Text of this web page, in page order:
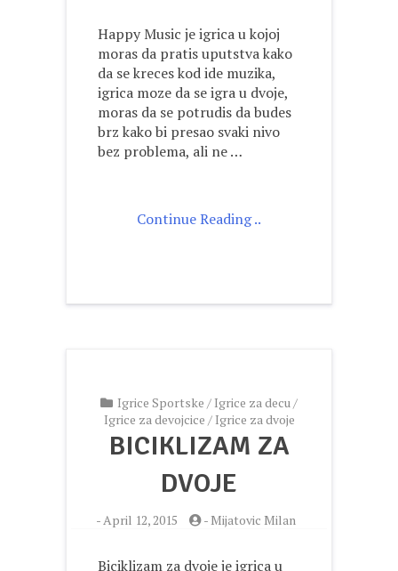
Happy Music je igrica u kojoj
moras da pratis uputstva kako
da se kreces kod ide muzika,
igrica moze da se igra u dvoje,
moras da se potrudis da budes
brz kako bi presao svaki nivo
bez problema, ali ne …
Continue Reading ..
Igrice Sportske / Igrice za decu/
Igrice za devojcice / Igrice za dvoje
BICIKLIZAM ZA
DVOJE
-April 12, 2015 - Mijatovic Milan
Biciklizam za dvoje je igrica u